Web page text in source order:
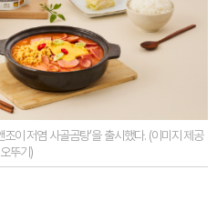
이 저염 사골곰탕’을 출시했다. (이미지 제공
뚜기)